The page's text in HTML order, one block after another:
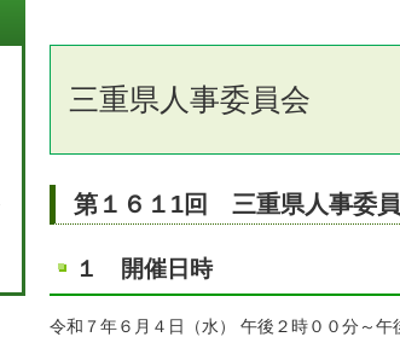
三重県人事委員会
第１６１1回 三重県人事委
１ 開催日時
令和７年６月４日（水） 午後２時００分～午